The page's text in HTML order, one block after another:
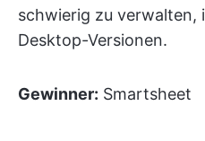
schwierig zu verwalten,
Desktop-Versionen.
Gewinner: Smartsheet